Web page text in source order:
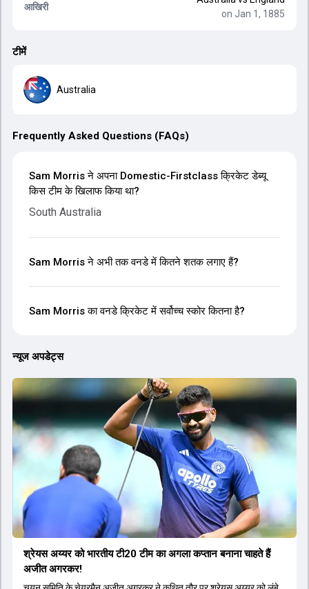
आखिरी
on Jan 1, 1885
टीमें
Australia
Frequently Asked Questions (FAQs)
Sam Morris ने अपना Domestic-Firstclass क्रिकेट डेब्यू
किस टीम के खिलाफ किया था?
South Australia
Sam Morris ने अभी तक वनडे में कितने शतक लगाए हैं?
Sam Morris का वनडे क्रिकेट में सर्वोच्च स्कोर कितना है?
न्यूज अपडेट्स
श्रेयस अय्यर को भारतीय टी20 टीम का अगला कप्तान बनाना चाहते हैं
अजीत अगरकर!